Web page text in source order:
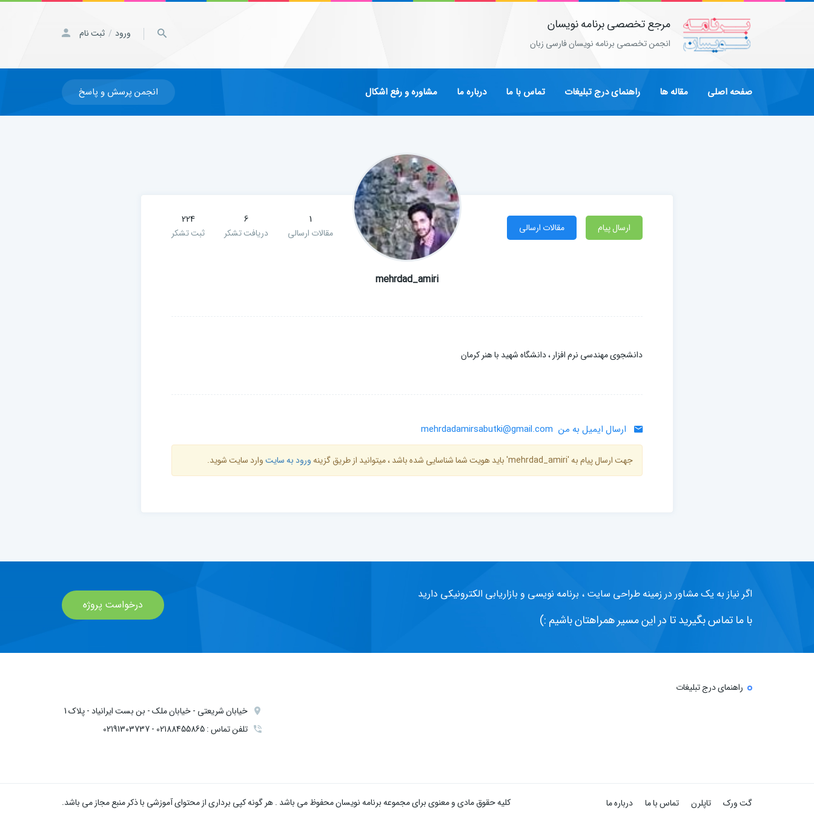
مرجع تخصصی برنامه نویسان
انجمن تخصصی برنامه نویسان فارسی زبان
ورود / ثبت نام
صفحه اصلی مقاله ها راهنمای درج تبلیغات تماس با ما درباره ما مشاوره و رفع اشکال انجمن پرسش و پاسخ
mehrdad_amiri
224
ثبت تشکر
6
دریافت تشکر
1
مقالات ارسالی ارسال پیام مقالات ارسالی
دانشجوی مهندسی نرم افزار ، دانشگاه شهید با هنر کرمان
ارسال ایمیل به من mehrdadamirsabutki@gmail.com
جهت ارسال پیام به 'mehrdad_amiri' باید هویت شما شناسایی شده باشد ، میتوانید از طریق گزینه ورود به سایتوارد سایت شوید.
اگر نیاز به یک مشاور در زمینه طراحی سایت ، برنامه نویسی و بازاریابی الکترونیکی دارید
با ما تماس بگیرید تا در این مسیر همراهتان باشیم :)
درخواست پروژه
راهنمای درج تبلیغات
خیابان شریعتی - خیابان ملک - بن بست ایرانیاد - پلاک 1
تلفن تماس : 02188455865 - 02191303737
گت ورک تاپلرن تماس با ما درباره ما کلیه حقوق مادی و معنوی برای مجموعه برنامه نویسان محفوظ می باشد . هر گونه کپی برداری از محتوای آموزشی با ذکر منبع مجاز می باشد.